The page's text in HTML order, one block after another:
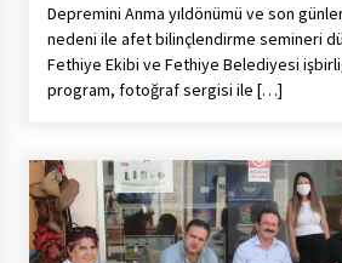
Depremini Anma yıldönümü ve son
nedeni ile afet bilinçlendirme semineri
Fethiye Ekibi ve Fethiye Belediyesi
program, fotoğraf sergisi ile […]